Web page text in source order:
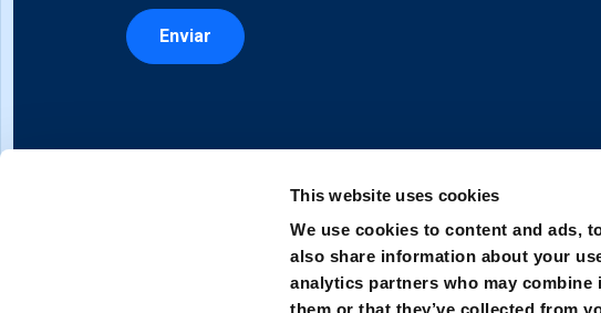
This website uses cookies
We use cookies to content and ads,
also share information about your
analytics partners who may
Enviar